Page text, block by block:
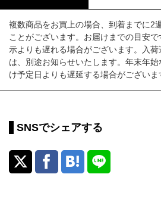
複数商品をお買上の場合、到着までに2
ことがございます。お届けまでの目安
示よりも遅れる場合がございます。入
は、別途お知らせいたします。年末年
け予定日よりも遅延する場合がございま
SNSでシェアする